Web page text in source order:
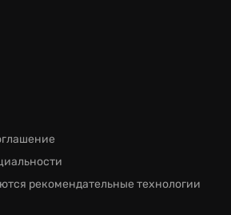
рекомендательные технологии